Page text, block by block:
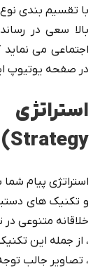
با تقسیم بندی نوع
بالا سعی در
اجتماعی می
در صفحه یوتیوپ
Strategy)
استراتژی پیام
و تکنیک های
خلاقانه متنوعی
، از جمله این
، تصاویر جالب